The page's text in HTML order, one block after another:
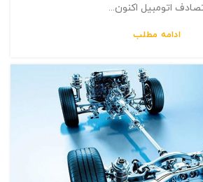
اتومبیل اکنون...
ادامه مطلب